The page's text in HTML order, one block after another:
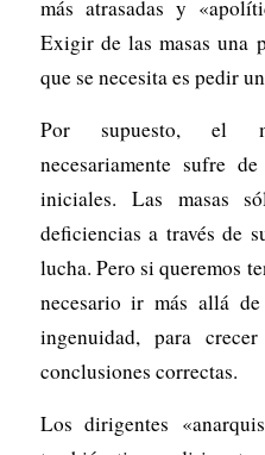
más atrasadas y
Exigir de las masas una
que se necesita es pedir
Por supuesto, el
necesariamente sufre
iniciales. Las masas
deficiencias a través de
lucha. Pero si queremos
necesario ir más allá
ingenuidad, para
conclusiones correctas.
Los dirigentes